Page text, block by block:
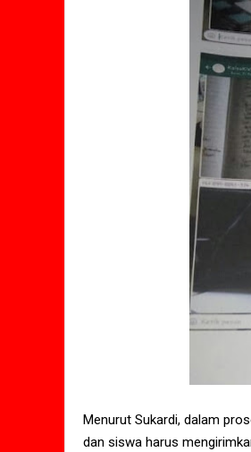
Menurut Sukardi, dalam
dan siswa harus